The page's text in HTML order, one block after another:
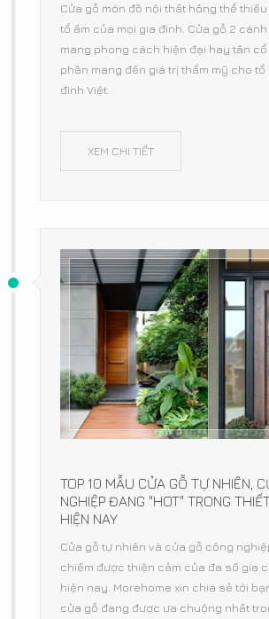
Cửa gỗ món đồ nội thất hông thể
tổ ấm của mọi gia đình. Cửa gỗ 2
mang phong cách hiện đại hay tân
phần mang đến giá trị thẩm mỹ cho tổ
đình Việt.
XEM CHI TIẾT
TOP 10 MẪU CỬA GỖ TỰ NHIÊN,
NGHIỆP ĐANG "HOT" TRONG
HIỆN NAY
Cửa gỗ tự nhiên và cửa gỗ công
chiếm được thiện cảm của đa số gia
hiện nay. Morehome xin chia sẻ tới
cửa gỗ đang được ưa chuộng nhất